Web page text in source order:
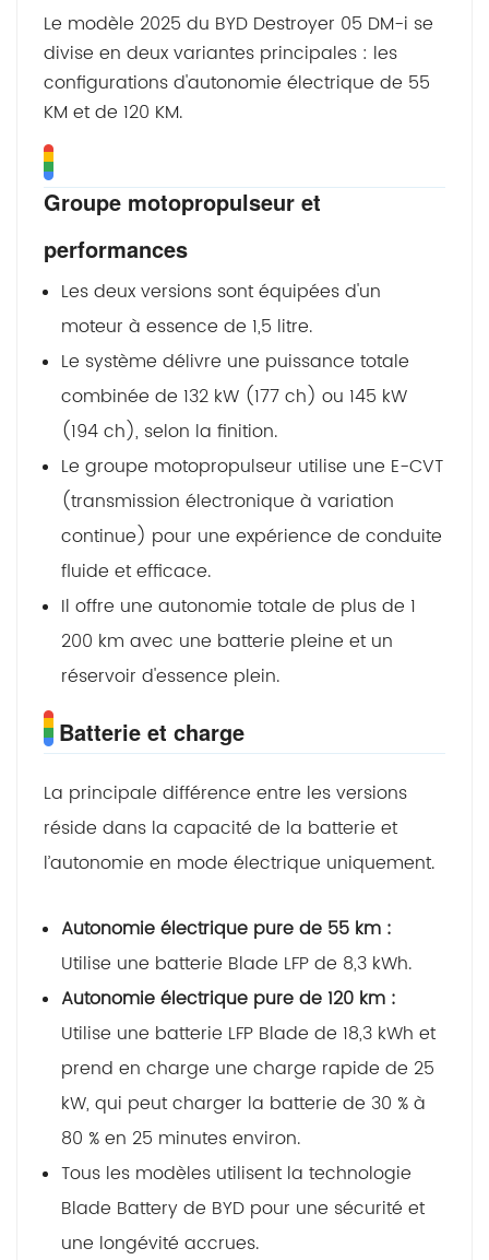
Le modèle 2025 du BYD Destroyer 05 DM-i se
divise en deux variantes principales : les
configurations d'autonomie électrique de 55
KM et de 120 KM.
Groupe motopropulseur et
performances
Les deux versions sont équipées d'un
moteur à essence de 1,5 litre.
Le système délivre une puissance totale
combinée de 132 kW (177 ch) ou 145 kW
(194 ch), selon la finition.
Le groupe motopropulseur utilise une E-CVT
(transmission électronique à variation
continue) pour une expérience de conduite
fluide et efficace.
Il offre une autonomie totale de plus de 1
200 km avec une batterie pleine et un
réservoir d'essence plein.
Batterie et charge
La principale différence entre les versions
réside dans la capacité de la batterie et
l’autonomie en mode électrique uniquement.
Autonomie électrique pure de 55 km :
Utilise une batterie Blade LFP de 8,3 kWh.
Autonomie électrique pure de 120 km :
Utilise une batterie LFP Blade de 18,3 kWh et
prend en charge une charge rapide de 25
kW, qui peut charger la batterie de 30 % à
80 % en 25 minutes environ.
Tous les modèles utilisent la technologie
Blade Battery de BYD pour une sécurité et
une longévité accrues.